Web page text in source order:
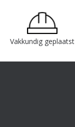
Vakkundig geplaatst